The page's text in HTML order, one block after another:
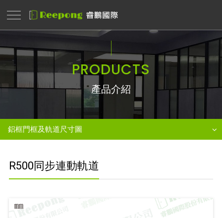
PRODUCTS
產品介紹
鋁框門框及軌道尺寸圖
R500同步連動軌道